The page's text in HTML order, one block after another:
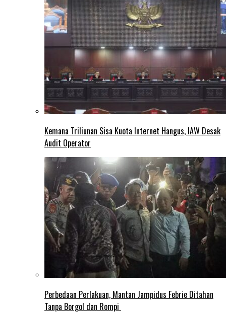
Kemana Triliunan Sisa Kuota Internet Hangus, IAW Desak
Audit Operator
Perbedaan Perlakuan, Mantan Jampidus Febrie Ditahan
Tanpa Borgol dan Rompi